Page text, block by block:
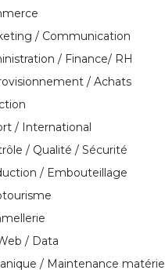
/ Communication
/ Finance/ RH
/ Achats
/ International
/ Qualité / Sécurité
/ Embouteillage
/ Data
/ Maintenance matériel